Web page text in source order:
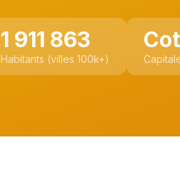
1 911 863
Habitants (villes 100k+)